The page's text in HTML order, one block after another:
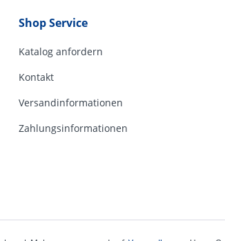
Shop Service
Katalog anfordern
Kontakt
Versandinformationen
Zahlungsinformationen